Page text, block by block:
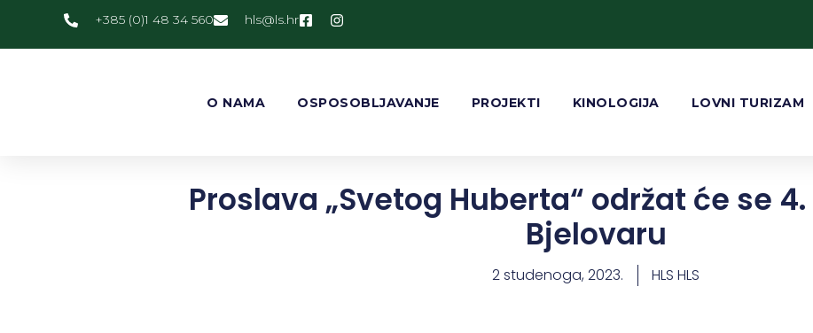
+385 (0)1 48 34 560 rh.sl
@slh
O NAMA OSPOSOBLJAVANJE PROJEKTI KINOLOGIJA LOVNI TURIZAM
Proslava „Svetog Huberta“ održat će se
Bjelovaru
2 studenoga, 2023. HLS HLS